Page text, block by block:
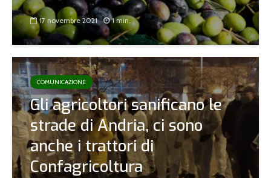
17 novembre 2021 1 min.
COMUNICAZIONE
Gli agricoltori sanificano le
strade di Andria, ci sono
anche i trattori di
Confagricoltura